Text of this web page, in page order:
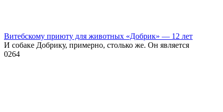
Витебскому приюту для животных «Добрик» — 12 лет
И собаке Добрику, примерно, столько же. Он является
0264